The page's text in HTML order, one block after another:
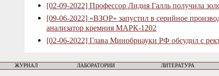
[02-09-2022] Профессор Лидия Галль получила
[09-06-2022] «ВЗОР» запустил в серийное
анализатор кремния МАРК-1202
[02-06-2022] Глава Минобрнауки РФ обсудил с
ЖУРНАЛ ЛАБОРАТОРИИ ЛИТЕРАТУРА